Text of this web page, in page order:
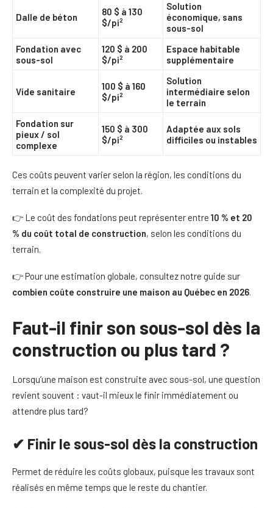
Dalle de béton
80 $ à 130
$/pi²
Solution
économique, sans
sous-sol
Fondation avec
sous-sol
120 $ à 200
$/pi²
Espace habitable
supplémentaire
Vide sanitaire
100 $ à 160
$/pi²
Solution
intermédiaire selon
le terrain
Fondation sur
pieux / sol
complexe
150 $ à 300
$/pi²
Adaptée aux sols
difficiles ou instables
Ces coûts peuvent varier selon la région, les conditions du
terrain et la complexité du projet.
👉 Le coût des fondations peut représenter entre 10 % et 20
% du coût total de construction, selon les conditions du
terrain.
👉 Pour une estimation globale, consultez notre guide sur
combien coûte construire une maison au Québec en 2026.
Faut-il finir son sous-sol dès la
construction ou plus tard ?
Lorsqu’une maison est construite avec sous-sol, une question
revient souvent : vaut-il mieux le finir immédiatement ou
attendre plus tard?
✔ Finir le sous-sol dès la construction
Permet de réduire les coûts globaux, puisque les travaux sont
réalisés en même temps que le reste du chantier.